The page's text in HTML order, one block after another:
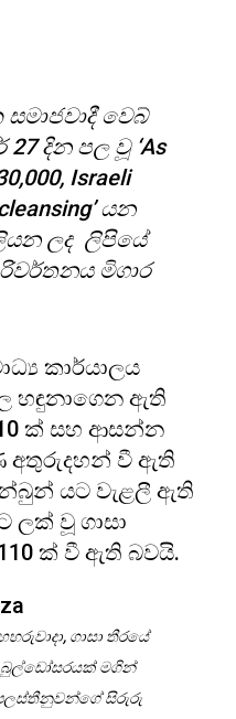
වෙබ්
27 දින පල වූ ‘As
Israeli
යන
ලද ලිපියේ
මිගාර
කාර්යාලය
හඳුනාගෙන ඇති
ක් සහ ආසන්න
අතුරුදහන් වී ඇති
යට වැළලී ඇති
ලක් වූ ගාසා
ක් වී ඇති බවයි.
ගාසා තීරයේ
බුල්ඩෝසරයක් මගින්
පලස්තීනුවන්ගේ සිරුරු